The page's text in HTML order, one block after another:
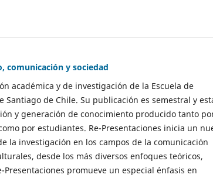
comunicación y sociedad
académica y de investigación de la Escuela de
Santiago de Chile. Su publicación es semestral y
y generación de conocimiento producido tanto
por estudiantes. Re-Presentaciones inicia un
la investigación en los campos de la comunicación
desde los más diversos enfoques teóricos,
Presentaciones promueve un especial énfasis en